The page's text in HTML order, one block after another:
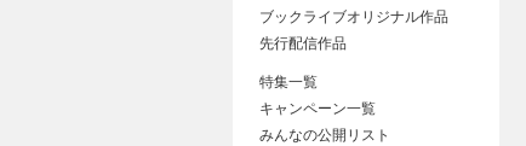
ブックライブオリジナル作品
先行配信作品
特集一覧
キャンペーン一覧
みんなの公開リスト